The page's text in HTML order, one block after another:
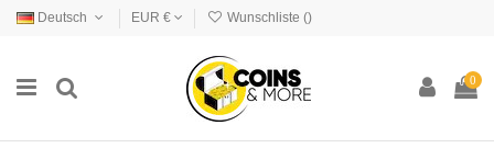
Deutsch EUR € Wunschliste ()
0